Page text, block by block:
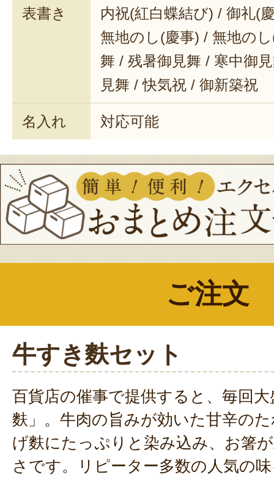
表書き
内祝(紅白蝶結び) / 御礼(
無地のし(慶事) / 無地の
舞 / 残暑御見舞 / 寒中御
見舞 / 快気祝 / 御新築祝
名入れ 対応可能
ご注文
牛すき麩セット
百貨店の催事で提供すると、毎回
麩」。牛肉の旨みが効いた甘辛の
げ麩にたっぷりと染み込み、お箸
さです。リピーター多数の人気の